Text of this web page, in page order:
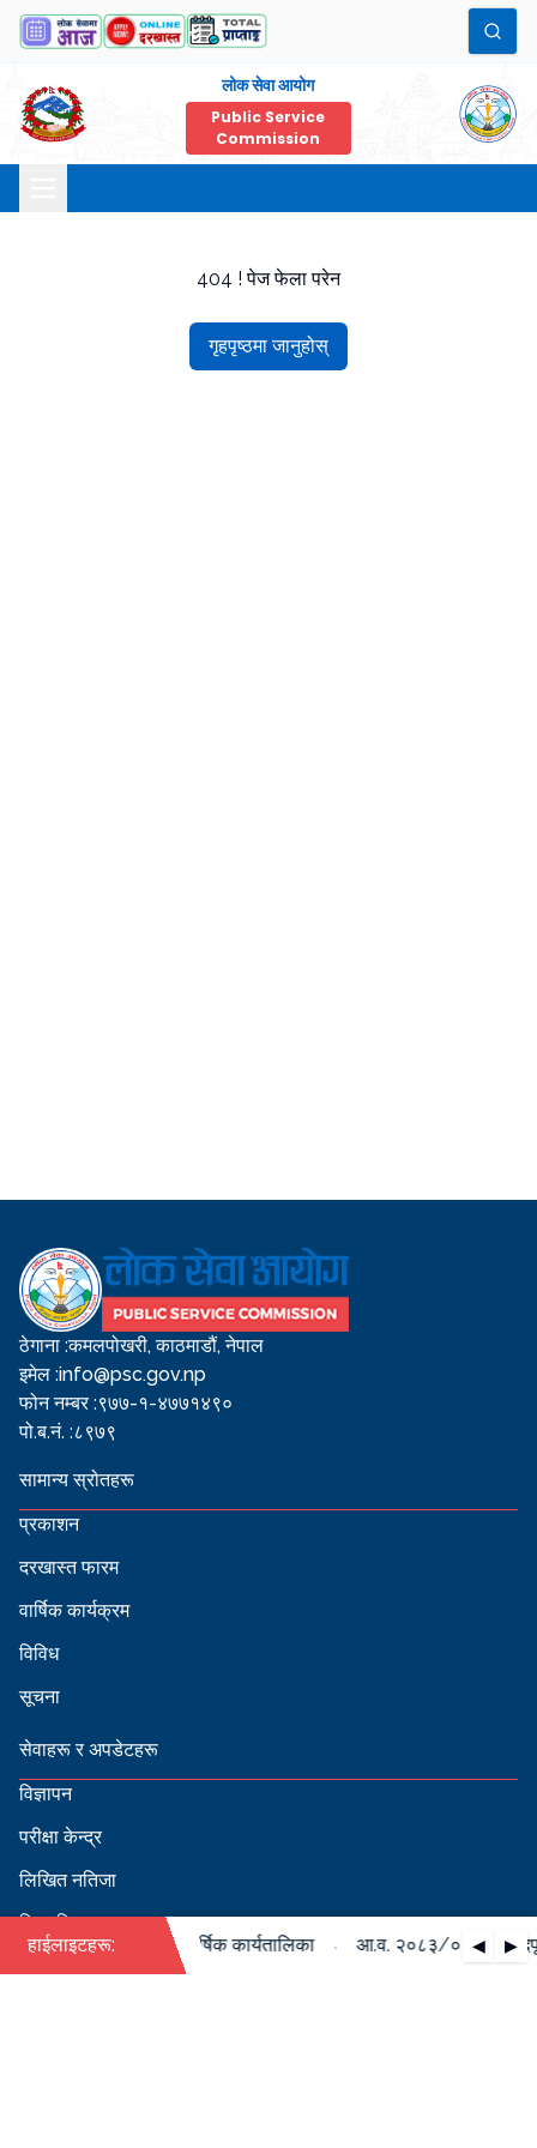
लोक सेवा आयोग
Public Service
Commission
404 ! पेज फेला परेन
गृहपृष्ठमा जानुहोस्
ठेगाना :कमलपोखरी, काठमाडौं, नेपाल
इमेल :info@psc.gov.np
फोन नम्बर :९७७-१-४७७१४९०
पो.ब.नं. :८९७९
सामान्य स्रोतहरू
प्रकाशन
दरखास्त फारम
वार्षिक कार्यक्रम
विविध
सूचना
सेवाहरू र अपडेटहरू
विज्ञापन
परीक्षा केन्द्र
लिखित नतिजा
सिफारिस
हाईलाइटहरू: ◀ ▶
को पदपूर्ति सम्बन्धी वार्षिक कार्यतालिका आ.व. २०८३/०८४ को